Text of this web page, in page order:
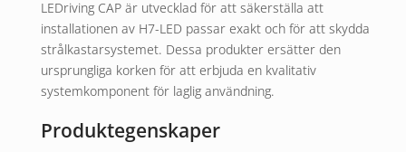
LEDriving CAP är utvecklad för att säkerställa att
installationen av H7-LED passar exakt och för att skydda
strålkastarsystemet. Dessa produkter ersätter den
ursprungliga korken för att erbjuda en kvalitativ
systemkomponent för laglig användning.
Produktegenskaper